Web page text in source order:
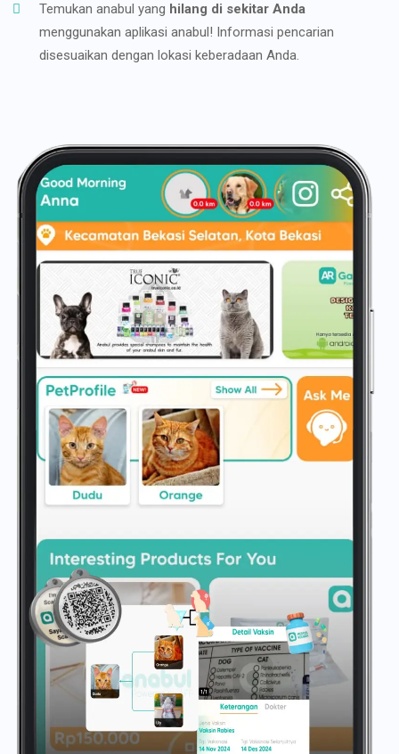
Temukan anabul yang hilang di sekitar Anda
menggunakan aplikasi anabul! Informasi pencarian
disesuaikan dengan lokasi keberadaan Anda.